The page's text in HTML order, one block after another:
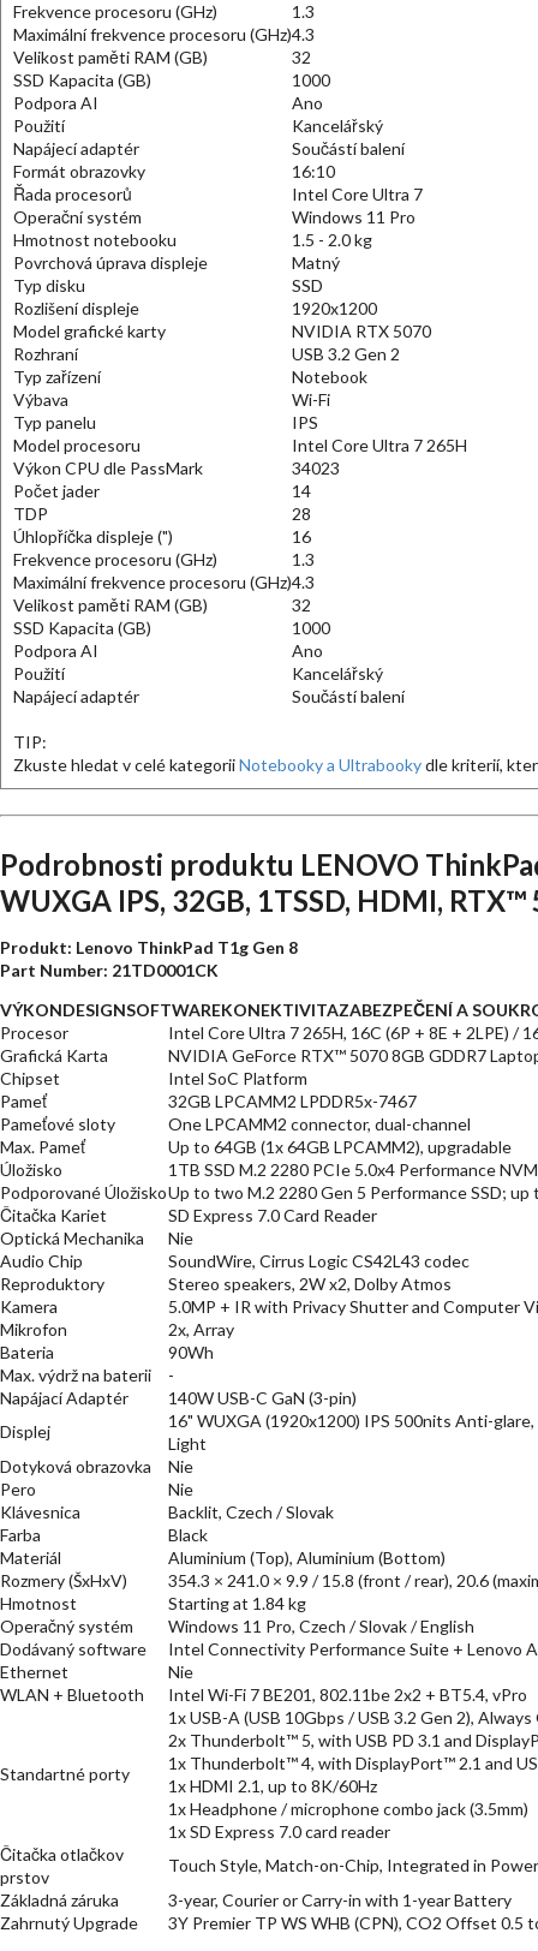
Frekvence procesoru (GHz)
1.3
Maximální frekvence procesoru (GHz)4.3
Velikost paměti RAM (GB)
32
SSD Kapacita (GB)
1000
Podpora AI
Ano
Použití
Kancelářský
Napájecí adaptér
Součástí balení
Formát obrazovky
16:10
Řada procesorů
Intel Core Ultra 7
Operační systém
Windows 11 Pro
Hmotnost notebooku
1.5 - 2.0 kg
Povrchová úprava displeje
Matný
Typ disku
SSD
Rozlišení displeje
1920x1200
Model grafické karty
NVIDIA RTX 5070
Rozhraní
USB 3.2 Gen 2
Typ zařízení
Notebook
Výbava
Wi-Fi
Typ panelu
IPS
Model procesoru
Intel Core Ultra 7 265H
Výkon CPU dle PassMark
34023
Počet jader
14
TDP
28
Úhlopříčka displeje (")
16
Frekvence procesoru (GHz)
1.3
Maximální frekvence procesoru (GHz)4.3
Velikost paměti RAM (GB)
32
SSD Kapacita (GB)
1000
Podpora AI
Ano
Použití
Kancelářský
Napájecí adaptér
Součástí balení
TIP:
Zkuste hledat v celé kategoriiNotebooky a Ultrabookydle kriterií,
Podrobnosti produktu LENOVO
WUXGA IPS, 32GB, 1TSSD, HDMI,
Produkt: Lenovo ThinkPad T1g Gen 8
Part Number: 21TD0001CK
VÝKONDESIGNSOFTWAREKONEKTIVITAZABEZPEČENÍ A
Procesor
Intel Core Ultra 7 265H, 16C (6P + 8E + 2LPE) /
Grafická Karta
NVIDIA GeForce RTX™ 5070 8GB GDDR7
Chipset
Intel SoC Platform
Pameť
32GB LPCAMM2 LPDDR5x-7467
Pameťové sloty
One LPCAMM2 connector, dual-channel
Max. Pameť
Up to 64GB (1x 64GB LPCAMM2), upgradable
Úložisko
1TB SSD M.2 2280 PCIe 5.0x4 Performance
Podporované ÚložiskoUp to two M.2 2280 Gen 5 Performance SSD; up
Čitačka Kariet
SD Express 7.0 Card Reader
Optická Mechanika
Nie
Audio Chip
SoundWire, Cirrus Logic CS42L43 codec
Reproduktory
Stereo speakers, 2W x2, Dolby Atmos
Kamera
5.0MP + IR with Privacy Shutter and Computer
Mikrofon
2x, Array
Bateria
90Wh
Max. výdrž na baterii
-
Napájací Adaptér
140W USB-C GaN (3-pin)
Displej
16" WUXGA (1920x1200) IPS 500nits Anti-
Light
Dotyková obrazovka
Nie
Pero
Nie
Klávesnica
Backlit, Czech / Slovak
Farba
Black
Materiál
Aluminium (Top), Aluminium (Bottom)
Rozmery (ŠxHxV)
354.3 × 241.0 × 9.9 / 15.8 (front / rear), 20.6
Hmotnost
Starting at 1.84 kg
Operačný systém
Windows 11 Pro, Czech / Slovak / English
Dodávaný software
Intel Connectivity Performance Suite + Lenovo
Ethernet
Nie
WLAN + Bluetooth
Intel Wi-Fi 7 BE201, 802.11be 2x2 + BT5.4, vPro
Standartné porty
1x USB-A (USB 10Gbps / USB 3.2 Gen 2), Always
2x Thunderbolt™ 5, with USB PD 3.1 and
1x Thunderbolt™ 4, with DisplayPort™ 2.1 and
1x HDMI 2.1, up to 8K/60Hz
1x Headphone / microphone combo jack (3.5mm)
1x SD Express 7.0 card reader
Čitačka otlačkov
prstov
Touch Style, Match-on-Chip, Integrated in
Základná záruka
3-year, Courier or Carry-in with 1-year Battery
Zahrnutý Upgrade
3Y Premier TP WS WHB (CPN), CO2 Offset